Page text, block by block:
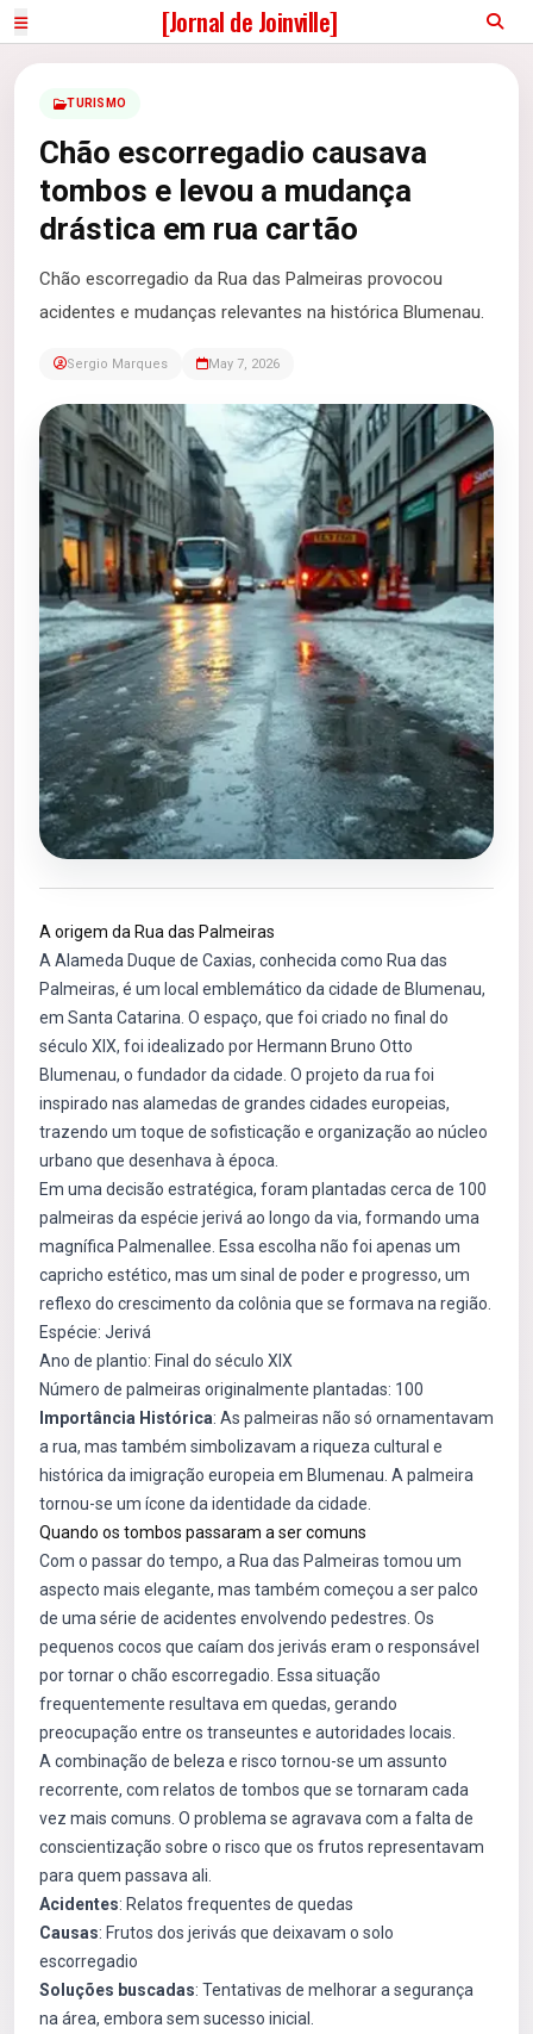
[Jornal de Joinville]
TURISMO
Chão escorregadio causava
tombos e levou a mudança
drástica em rua cartão
Chão escorregadio da Rua das Palmeiras provocou
acidentes e mudanças relevantes na histórica Blumenau.
Sergio Marques May 7, 2026
A origem da Rua das Palmeiras
A Alameda Duque de Caxias, conhecida como Rua das
Palmeiras, é um local emblemático da cidade de Blumenau,
em Santa Catarina. O espaço, que foi criado no final do
século XIX, foi idealizado por Hermann Bruno Otto
Blumenau, o fundador da cidade. O projeto da rua foi
inspirado nas alamedas de grandes cidades europeias,
trazendo um toque de sofisticação e organização ao núcleo
urbano que desenhava à época.
Em uma decisão estratégica, foram plantadas cerca de 100
palmeiras da espécie jerivá ao longo da via, formando uma
magnífica Palmenallee. Essa escolha não foi apenas um
capricho estético, mas um sinal de poder e progresso, um
reflexo do crescimento da colônia que se formava na região.
Espécie: Jerivá
Ano de plantio: Final do século XIX
Número de palmeiras originalmente plantadas: 100
Importância Histórica: As palmeiras não só ornamentavam
a rua, mas também simbolizavam a riqueza cultural e
histórica da imigração europeia em Blumenau. A palmeira
tornou-se um ícone da identidade da cidade.
Quando os tombos passaram a ser comuns
Com o passar do tempo, a Rua das Palmeiras tomou um
aspecto mais elegante, mas também começou a ser palco
de uma série de acidentes envolvendo pedestres. Os
pequenos cocos que caíam dos jerivás eram o responsável
por tornar o chão escorregadio. Essa situação
frequentemente resultava em quedas, gerando
preocupação entre os transeuntes e autoridades locais.
A combinação de beleza e risco tornou-se um assunto
recorrente, com relatos de tombos que se tornaram cada
vez mais comuns. O problema se agravava com a falta de
conscientização sobre o risco que os frutos representavam
para quem passava ali.
Acidentes: Relatos frequentes de quedas
Causas: Frutos dos jerivás que deixavam o solo
escorregadio
Soluções buscadas: Tentativas de melhorar a segurança
na área, embora sem sucesso inicial.